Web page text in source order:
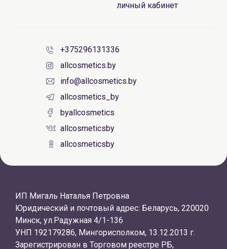
личный кабинет
+375296131336
allcosmetics.by
info@allcosmetics.by
allcosmetics_by
byallcosmetics
allcosmeticsby
allcosmeticsby
ИП Мигаль Наталья Петровна
Юридический и почтовый адрес: Беларусь, 220020
Минск, ул.Радужная 4/1-136
УНП 192179286, Мингорисполком, 13.12.2013 г.
Зарегистрирован в Торговом реестре РБ,